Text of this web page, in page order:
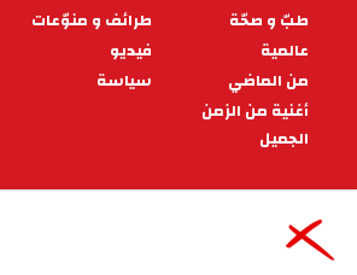
07:00 - 2025/10/31
رياضة